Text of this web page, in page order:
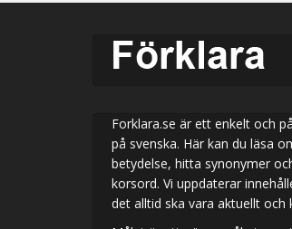
Forklara.se är ett enkelt och
på svenska. Här kan du läsa
betydelse, hitta synonymer
korsord. Vi uppdaterar
det alltid ska vara aktuellt och